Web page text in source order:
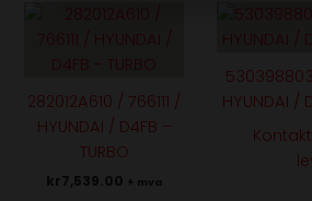
282012A610 / 766111 /
HYUNDAI / D4FB –
TURBO
kr7,539.00 + mva
Dette
produktet
varianter.
Alternativene
velges
HYUNDAI /